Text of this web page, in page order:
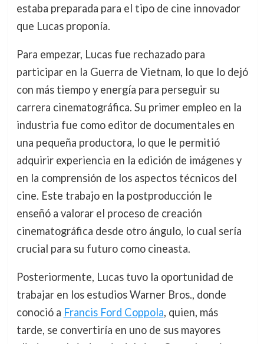
estaba preparada para el tipo de cine innovador
que Lucas proponía.
Para empezar, Lucas fue rechazado para
participar en la Guerra de Vietnam, lo que lo dejó
con más tiempo y energía para perseguir su
carrera cinematográfica. Su primer empleo en la
industria fue como editor de documentales en
una pequeña productora, lo que le permitió
adquirir experiencia en la edición de imágenes y
en la comprensión de los aspectos técnicos del
cine. Este trabajo en la postproducción le
enseñó a valorar el proceso de creación
cinematográfica desde otro ángulo, lo cual sería
crucial para su futuro como cineasta.
Posteriormente, Lucas tuvo la oportunidad de
trabajar en los estudios Warner Bros., donde
conoció a Francis Ford Coppola, quien, más
tarde, se convertiría en uno de sus mayores